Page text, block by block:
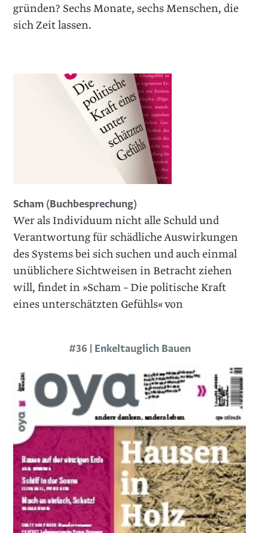
gründen? Sechs Monate, sechs Menschen, die
sich Zeit lassen.
Scham (Buchbesprechung)
Wer als Individuum nicht alle Schuld und
Verantwortung für schädliche Auswirkungen
des Systems bei sich suchen und auch einmal
unüblichere Sichtweisen in Betracht ziehen
will, findet in »Scham – Die politische Kraft
eines unterschätzten Gefühls« von
#36 | Enkeltauglich Bauen